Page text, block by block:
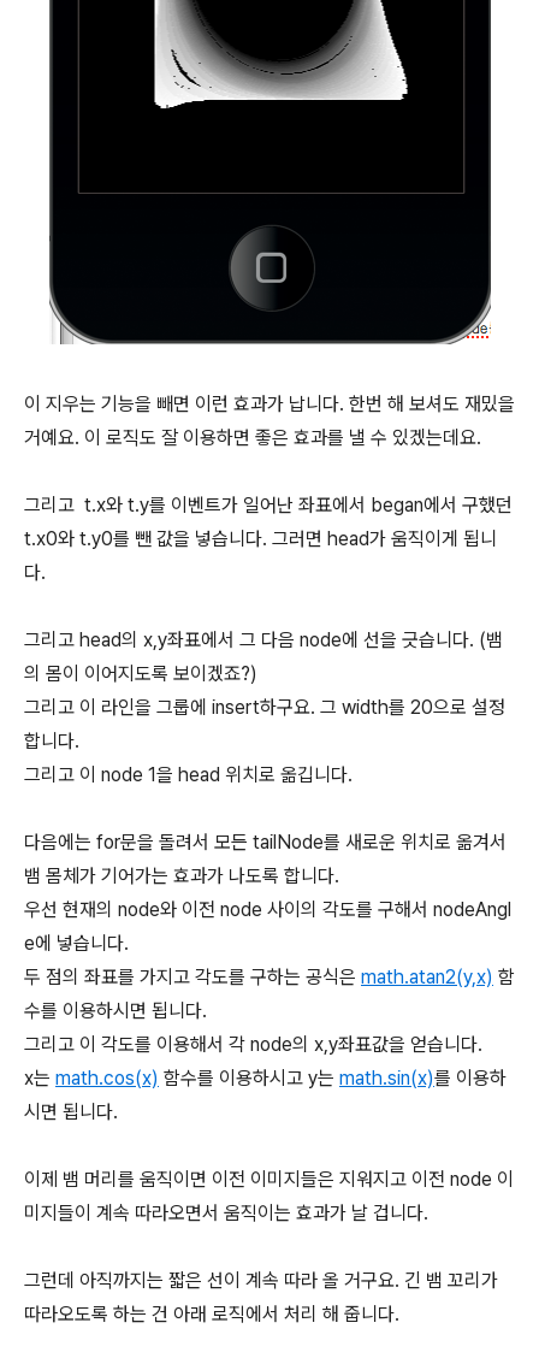
이 지우는 기능을 빼면 이런 효과가 납니다. 한번 해 보셔도 재밌을
거예요. 이 로직도 잘 이용하면 좋은 효과를 낼 수 있겠는데요.
그리고 t.x와 t.y를 이벤트가 일어난 좌표에서 began에서 구했던
t.x0와 t.y0를 뺀 값을 넣습니다. 그러면 head가 움직이게 됩니
다.
그리고 head의 x,y좌표에서 그 다음 node에 선을 긋습니다. (뱀
의 몸이 이어지도록 보이겠죠?)
그리고 이 라인을 그룹에 insert하구요. 그 width를 20으로 설정
합니다.
그리고 이 node 1을 head 위치로 옮깁니다.
다음에는 for문을 돌려서 모든 tailNode를 새로운 위치로 옮겨서
뱀 몸체가 기어가는 효과가 나도록 합니다.
우선 현재의 node와 이전 node 사이의 각도를 구해서 nodeAngl
e에 넣습니다.
두 점의 좌표를 가지고 각도를 구하는 공식은 math.atan2(y,x) 함
수를 이용하시면 됩니다.
그리고 이 각도를 이용해서 각 node의 x,y좌표값을 얻습니다.
x는 math.cos(x) 함수를 이용하시고 y는 math.sin(x)를 이용하
시면 됩니다.
이제 뱀 머리를 움직이면 이전 이미지들은 지워지고 이전 node 이
미지들이 계속 따라오면서 움직이는 효과가 날 겁니다.
그런데 아직까지는 짧은 선이 계속 따라 올 거구요. 긴 뱀 꼬리가
따라오도록 하는 건 아래 로직에서 처리 해 줍니다.